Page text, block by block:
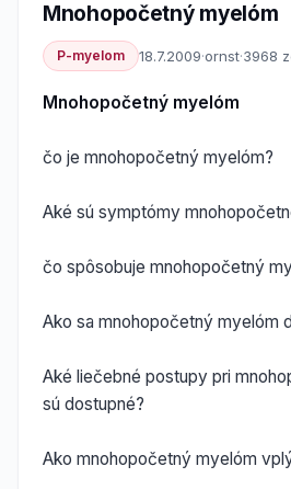
Mnohopočetný myelóm
P-myelom 18.7.2009·ornst·3968
Mnohopočetný myelóm
čo je mnohopočetný myelóm?
Aké sú symptómy
čo spôsobuje mnohopočetný
Ako sa mnohopočetný myelóm
Aké liečebné postupy pri
sú dostupné?
Ako mnohopočetný myelóm